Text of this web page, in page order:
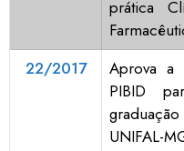
prática
22/2017
Aprova a
PIBID
UNIFAL-